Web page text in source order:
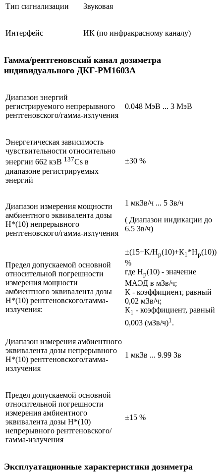
Тип сигнализации Звуковая
Интерфейс ИК (по инфракрасному каналу)
Гамма/рентгеновский канал дозиметра
индивидуального ДКГ-РМ1603А
Диапазон энергий
регистрируемого непрерывного
рентгеновского/гамма-излучения
0.048 МэВ ... 3 МэВ
Энергетическая зависимость
чувствительности относительно
энергии 662 кэВ 137Cs в
диапазоне регистрируемых
энергий
±30 %
Диапазон измерения мощности
амбиентного эквивалента дозы
H*(10) непрерывного
рентгеновского/гамма-излучения
1 мкЗв/ч ... 5 Зв/ч
( Диапазон индикации до
6.5 Зв/ч)
Предел допускаемой основной
относительной погрешности
измерения мощности
амбиентного эквивалента дозы
H*(10) рентгеновского/гамма-
излучения:
±(15+K/Hp(10)+К1*Hp(10))
%
где Hp(10) - значение
МАЭД в мЗв/ч;
К - коэффициент, равный
0,02 мЗв/ч;
К1 - коэффициент, равный
0,003 (мЗв/ч)1 .
Диапазон измерения амбиентного
эквивалента дозы непрерывного
H*(10) рентгеновского/гамма-
излучения
1 мкЗв ... 9.99 Зв
Предел допускаемой основной
относительной погрешности
измерения амбиентного
эквивалента дозы H*(10)
непрерывного рентгеновского/
гамма-излучения
±15 %
Эксплуатационные характеристики дозиметра